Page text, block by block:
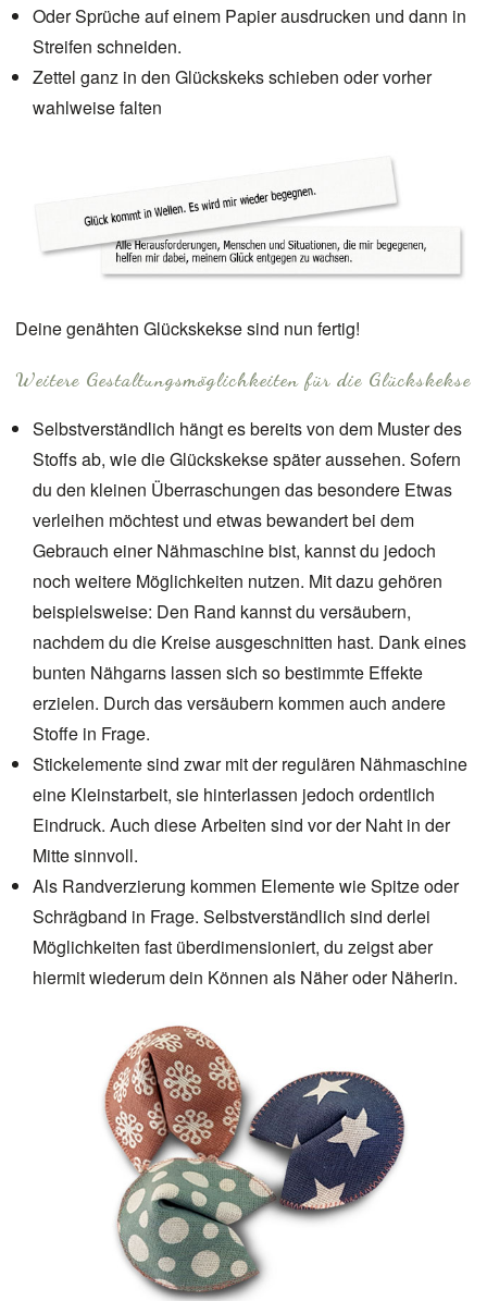
Oder Sprüche auf einem Papier ausdrucken und dann in
Streifen schneiden.
Zettel ganz in den Glückskeks schieben oder vorher
wahlweise falten
Deine genähten Glückskekse sind nun fertig!
Weitere Gestaltungsmöglichkeiten für die Glückskekse
Selbstverständlich hängt es bereits von dem Muster des
Stoffs ab, wie die Glückskekse später aussehen. Sofern
du den kleinen Überraschungen das besondere Etwas
verleihen möchtest und etwas bewandert bei dem
Gebrauch einer Nähmaschine bist, kannst du jedoch
noch weitere Möglichkeiten nutzen. Mit dazu gehören
beispielsweise: Den Rand kannst du versäubern,
nachdem du die Kreise ausgeschnitten hast. Dank eines
bunten Nähgarns lassen sich so bestimmte Effekte
erzielen. Durch das versäubern kommen auch andere
Stoffe in Frage.
Stickelementesind zwar mit der regulären Nähmaschine
eine Kleinstarbeit, sie hinterlassen jedoch ordentlich
Eindruck. Auch diese Arbeiten sind vor der Naht in der
Mitte sinnvoll.
Als Randverzierung kommen Elemente wie Spitze oder
Schrägband in Frage. Selbstverständlich sind derlei
Möglichkeiten fast überdimensioniert, du zeigst aber
hiermit wiederum dein Können als Näher oder Näherin.